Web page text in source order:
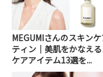
MEGUMIさんのスキン
ティン｜美肌をかなえ
ケアアイテム13選を...